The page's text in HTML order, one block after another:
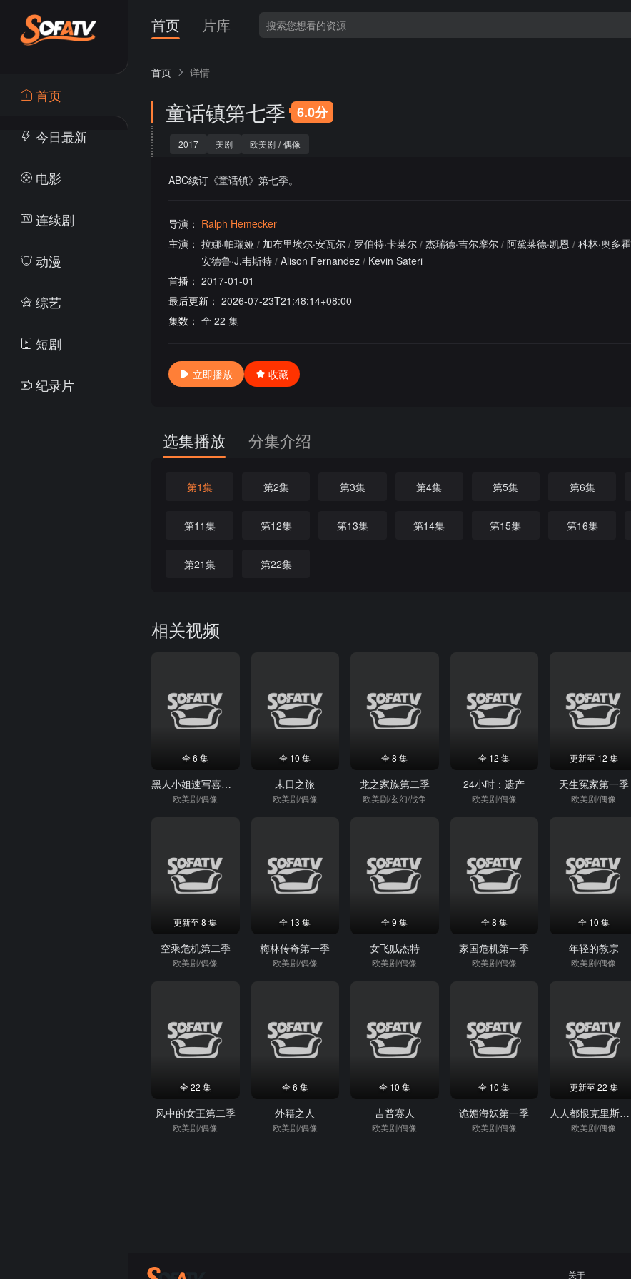
首页
今日最新
电影
连续剧
动漫
综艺
短剧
纪录片
首页 片库
首页 详情
童话镇第七季 6.0分
2017 美剧 欧美剧 / 偶像
ABC续订《童话镇》第七季。
导演： Ralph Hemecker
主演： 拉娜·帕瑞娅 / 加布里埃尔·安瓦尔 / 罗伯特·卡莱尔 / 杰瑞德·吉尔摩尔 / 阿黛莱德·凯恩 / 科林·奥多
安德鲁·J.韦斯特 / Alison Fernandez / Kevin Sateri
首播： 2017-01-01
最后更新： 2026-07-23T21:48:14+08:00
集数： 全 22 集
立即播放 收藏
选集播放 分集介绍
第1集 第2集 第3集 第4集 第5集 第6集
第11集 第12集 第13集 第14集 第15集 第16集
第21集 第22集
相关视频
全 6 集
黑人小姐速写喜剧第二季
欧美剧/偶像
全 10 集
末日之旅
欧美剧/偶像
全 8 集
龙之家族第二季
欧美剧/玄幻/战争
全 12 集
24小时：遗产
欧美剧/偶像
更新至 12 集
天生冤家第一季
欧美剧/偶像
更新至 8 集
空乘危机第二季
欧美剧/偶像
全 13 集
梅林传奇第一季
欧美剧/偶像
全 9 集
女飞贼杰特
欧美剧/偶像
全 8 集
家国危机第一季
欧美剧/偶像
全 10 集
年轻的教宗
欧美剧/偶像
全 22 集
风中的女王第二季
欧美剧/偶像
全 6 集
外籍之人
欧美剧/偶像
全 10 集
吉普赛人
欧美剧/偶像
全 10 集
诡媚海妖第一季
欧美剧/偶像
更新至 22 集
人人都恨克里斯第一季
欧美剧/偶像
关于